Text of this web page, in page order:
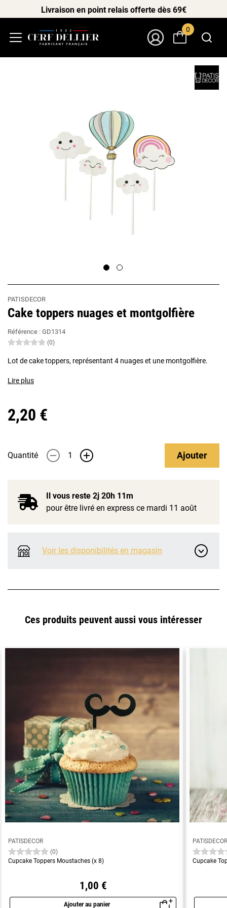
Livraison en point relais offerte dès 69€
0
PATISDECOR
Cake toppers nuages et montgolfière
Référence : GD1314
(0)
Lot de cake toppers, représentant 4 nuages et une montgolfière.
Lire plus
2,20 €
Quantité - + Ajouter
Il vous reste 2j 20h 11m
pour être livré en express ce mardi 11 août
Voir les disponibilités en magasin
Ces produits peuvent aussi vous intéresser
PATISDECOR
(0)
Cupcake Toppers Moustaches (x 8)
1,00 €
Ajouter au panier
Cupcake